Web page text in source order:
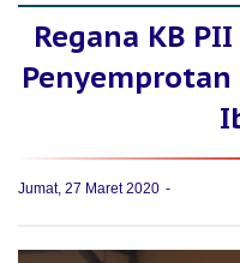
Regana KB
Jumat, 27 Maret 2020